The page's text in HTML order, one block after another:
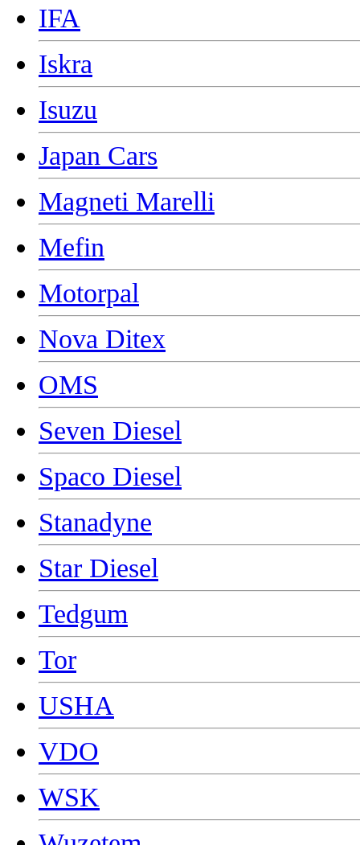
IFA
Iskra
Isuzu
Japan Cars
Magneti Marelli
Mefin
Motorpal
Nova Ditex
OMS
Seven Diesel
Spaco Diesel
Stanadyne
Star Diesel
Tedgum
Tor
USHA
VDO
WSK